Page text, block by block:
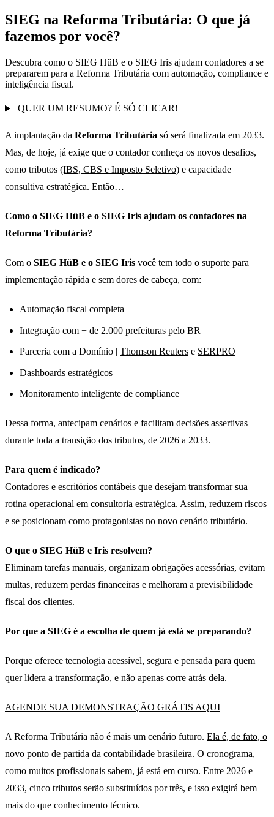
SIEG na Reforma Tributária: O que já
fazemos por você?
Descubra como o SIEG HüB e o SIEG Iris ajudam contadores a se
prepararem para a Reforma Tributária com automação, compliance e
inteligência fiscal.
QUER UM RESUMO? É SÓ CLICAR!
A implantação da Reforma Tributária só será finalizada em 2033.
Mas, de hoje, já exige que o contador conheça os novos desafios,
como tributos (IBS, CBS e Imposto Seletivo) e capacidade
consultiva estratégica. Então…
Como o SIEG HüB e o SIEG Iris ajudam os contadores na
Reforma Tributária?
Com o SIEG HüB e o SIEG Iris você tem todo o suporte para
implementação rápida e sem dores de cabeça, com:
Automação fiscal completa
Integração com + de 2.000 prefeituras pelo BR
Parceria com a Domínio | Thomson Reuters e SERPRO
Dashboards estratégicos
Monitoramento inteligente de compliance
Dessa forma, antecipam cenários e facilitam decisões assertivas
durante toda a transição dos tributos, de 2026 a 2033.
Para quem é indicado?
Contadores e escritórios contábeis que desejam transformar sua
rotina operacional em consultoria estratégica. Assim, reduzem riscos
e se posicionam como protagonistas no novo cenário tributário.
O que o SIEG HüB e Iris resolvem?
Eliminam tarefas manuais, organizam obrigações acessórias, evitam
multas, reduzem perdas financeiras e melhoram a previsibilidade
fiscal dos clientes.
Por que a SIEG é a escolha de quem já está se preparando?
Porque oferece tecnologia acessível, segura e pensada para quem
quer lidera a transformação, e não apenas corre atrás dela.
AGENDE SUA DEMONSTRAÇÃO GRÁTIS AQUI
A Reforma Tributária não é mais um cenário futuro. Ela é, de fato, o
novo ponto de partida da contabilidade brasileira. O cronograma,
como muitos profissionais sabem, já está em curso. Entre 2026 e
2033, cinco tributos serão substituídos por três, e isso exigirá bem
mais do que conhecimento técnico.